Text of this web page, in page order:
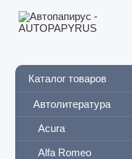
Каталог товаров
Автолитература
Acura
Alfa Romeo